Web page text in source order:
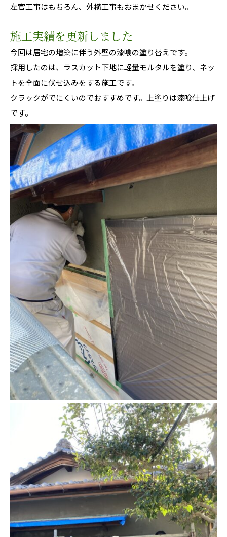
左官工事はもちろん、外構工事もおまかせください。
施工実績を更新しました
今回は居宅の増築に伴う外壁の漆喰の塗り替えです。
採用したのは、ラスカット下地に軽量モルタルを塗り、ネッ
トを全面に伏せ込みをする施工です。
クラックがでにくいのでおすすめです。上塗りは漆喰仕上げ
です。